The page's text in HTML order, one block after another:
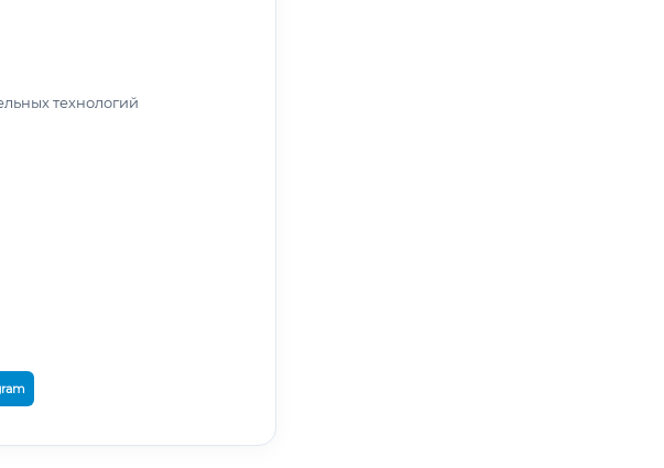
технологий